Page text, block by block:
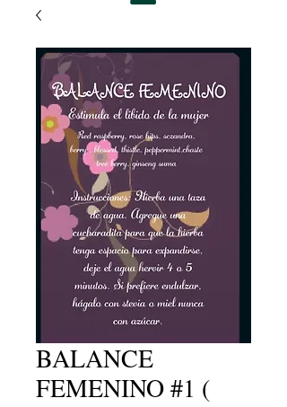
BALANCE
FEMENINO #1 (